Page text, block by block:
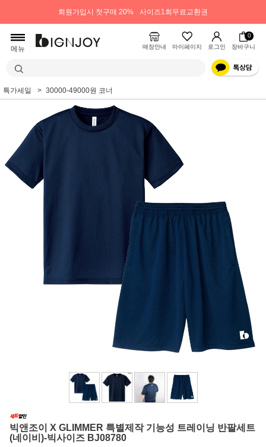
회원가입시 첫구매 20% 사이즈1회무료교환권
메뉴 매장안내 마이페이지 로그인
0
장바구니
특가세일 30000-49000원 코너
빅앤조이 X GLIMMER 특별제작 기능성 트레이닝 반팔세트
(네이비)-빅사이즈 BJ08780